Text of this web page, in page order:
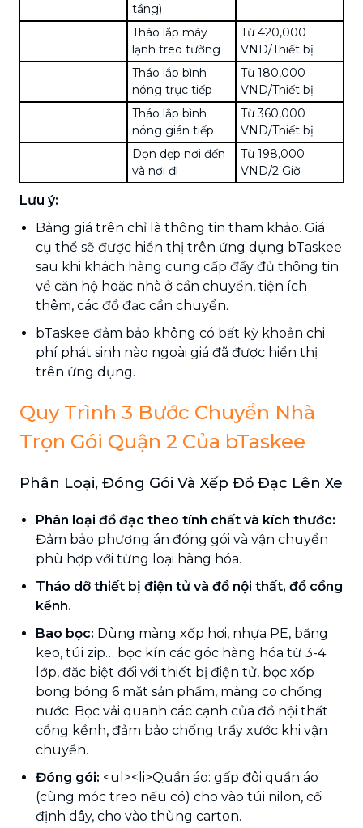
tầng)
Tháo lắp máy
lạnh treo tường
Từ 420,000
VND/Thiết bị
Tháo lắp bình
nóng trực tiếp
Từ 180,000
VND/Thiết bị
Tháo lắp bình
nóng gián tiếp
Từ 360,000
VND/Thiết bị
Dọn dẹp nơi đến
và nơi đi
Từ 198,000
VND/2 Giờ
Lưu ý:
Bảng giá trên chỉ là thông tin tham khảo. Giá
cụ thể sẽ được hiển thị trên ứng dụng bTaskee
sau khi khách hàng cung cấp đầy đủ thông tin
về căn hộ hoặc nhà ở cần chuyển, tiện ích
thêm, các đồ đạc cần chuyển.
bTaskee đảm bảo không có bất kỳ khoản chi
phí phát sinh nào ngoài giá đã được hiển thị
trên ứng dụng.
Quy Trình 3 Bước Chuyển Nhà
Trọn Gói Quận 2 Của bTaskee
Phân Loại, Đóng Gói Và Xếp Đồ Đạc Lên Xe
Phân loại đồ đạc theo tính chất và kích thước:
Đảm bảo phương án đóng gói và vận chuyển
phù hợp với từng loại hàng hóa.
Tháo dỡ thiết bị điện tử và đồ nội thất, đồ cồng
kềnh.
Bao bọc: Dùng màng xốp hơi, nhựa PE, băng
keo, túi zip… bọc kín các góc hàng hóa từ 3-4
lớp, đặc biệt đối với thiết bị điện tử, bọc xốp
bong bóng 6 mặt sản phẩm, màng co chống
nước. Bọc vải quanh các cạnh của đồ nội thất
cồng kềnh, đảm bảo chống trầy xước khi vận
chuyển.
Đóng gói: <ul><li>Quần áo: gấp đôi quần áo
(cùng móc treo nếu có) cho vào túi nilon, cố
định dây, cho vào thùng carton.